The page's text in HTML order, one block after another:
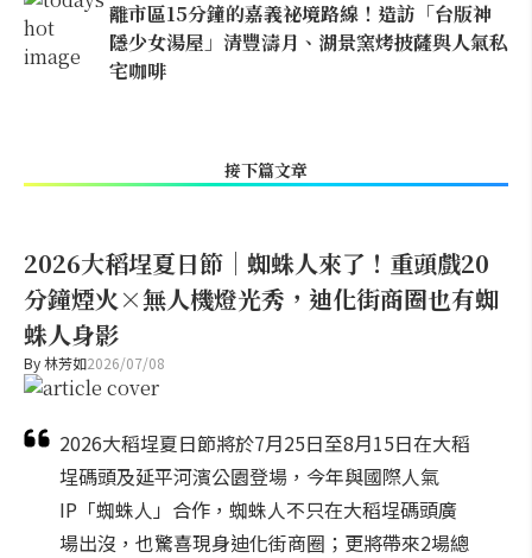
離市區15分鐘的嘉義祕境路線！造訪「台版神
隱少女湯屋」清豐濤月、湖景窯烤披薩與人氣私
宅咖啡
接下篇文章
2026大稻埕夏日節｜蜘蛛人來了！重頭戲20
分鐘煙火×無人機燈光秀，迪化街商圈也有蜘
蛛人身影
By林芳如2026/07/08
2026大稻埕夏日節將於7月25日至8月15日在大稻
埕碼頭及延平河濱公園登場，今年與國際人氣
IP「蜘蛛人」合作，蜘蛛人不只在大稻埕碼頭廣
場出沒，也驚喜現身迪化街商圈；更將帶來2場總